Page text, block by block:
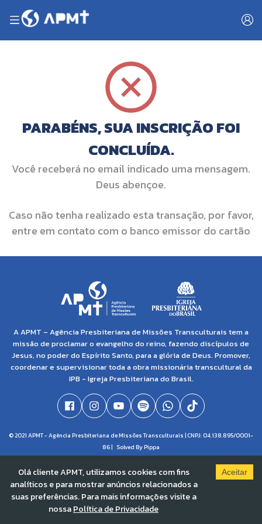
PARABÉNS, SUA INSCRIÇÃO FOI
CONCLUÍDA.
Você receberá no email indicado uma mensagem.
Deus abençoe.
Caso não tenha realizado esta transação, por favor,
entre em contato com o banco emissor do cartão
A APMT – Agência Presbiteriana de Missões Transculturais tem a
missão de proclamar o evangelho do reino, fazendo discípulos de
Jesus, no poder do Espírito Santo, para a glória de Deus. Promover,
coordenar e supervisionar toda a obra missionária transcultural da
IPB - Igreja Presbiteriana do Brasil.
© 2021 APMT - Agência Presbiteriana de Missões Transculturais | CNPJ: 04.138.895/0001-
86 | Solved By Pippa
Olá cliente APMT, utilizamos cookies com fins
analíticos e para mostrar anúncios relacionados a
suas preferências. Para mais informações visite a
nossaPolítica de Privacidade
Aceitar